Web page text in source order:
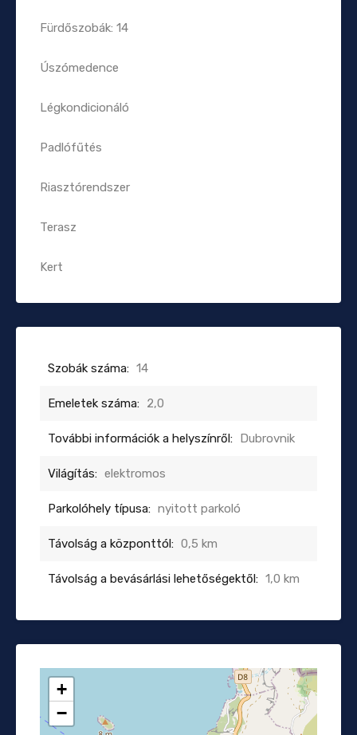
Fürdőszobák: 14
Úszómedence
Légkondicionáló
Padlófűtés
Riasztórendszer
Terasz
Kert
Szobák száma: 14
Emeletek száma: 2,0
További információk a helyszínről: Dubrovnik
Világítás: elektromos
Parkolóhely típusa: nyitott parkoló
Távolság a központtól: 0,5 km
Távolság a bevásárlási lehetőségektől: 1,0 km
+
−